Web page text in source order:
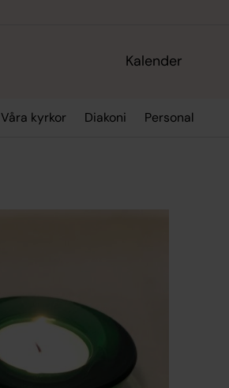
Kalender
Våra kyrkor Diakoni Personal